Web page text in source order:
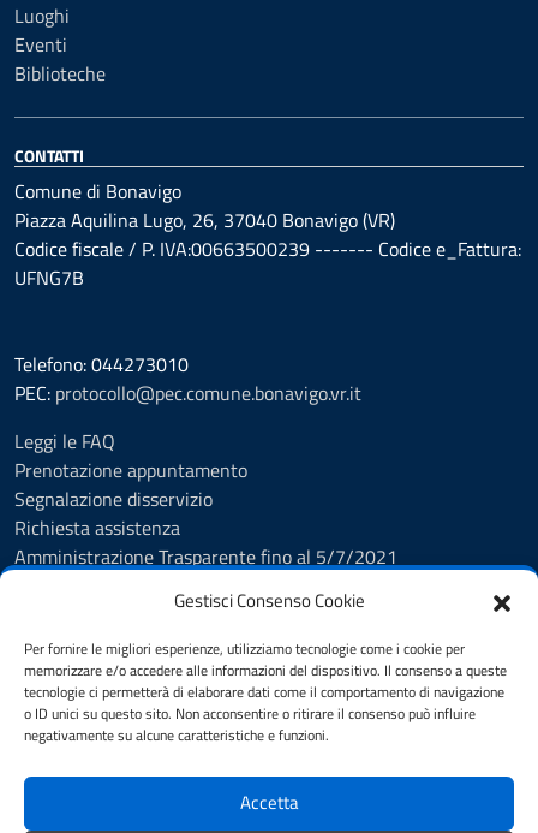
Gestisci Consenso Cookie
Per fornire le migliori esperienze, utilizziamo tecnologie come i cookie per
memorizzare e/o accedere alle informazioni del dispositivo. Il consenso a queste
tecnologie ci permetterà di elaborare dati come il comportamento di navigazione
o ID unici su questo sito. Non acconsentire o ritirare il consenso può influire
negativamente su alcune caratteristiche e funzioni.
Accetta
Luoghi
Eventi
Biblioteche
CONTATTI
Comune di Bonavigo
Piazza Aquilina Lugo, 26, 37040 Bonavigo (VR)
Codice fiscale / P. IVA:00663500239 ------- Codice e_Fattura:
UFNG7B
Telefono: 044273010
PEC: protocollo@pec.comune.bonavigo.vr.it
Leggi le FAQ
Prenotazione appuntamento
Segnalazione disservizio
Richiesta assistenza
Amministrazione Trasparente fino al 5/7/2021
Cookie Policy
Informativa privacy
Dichiarazione di accessibilità
Note legali